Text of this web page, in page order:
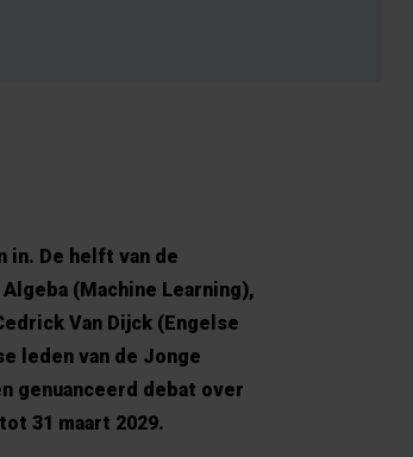
in. De helft van de
(Machine Learning),
Van Dijck (Engelse
leden van de Jonge
genuanceerd debat over
31 maart 2029.